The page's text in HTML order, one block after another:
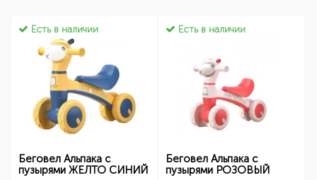
Есть в наличии
Беговел Альпака с
пузырями ЖЕЛТО СИНИЙ
Есть в наличии
Беговел Альпака с
пузырями РОЗОВЫЙ